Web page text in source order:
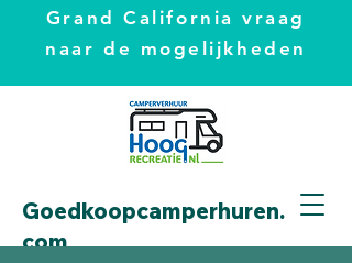
Goedkoopcamperhuren.
com
Grand California vraag
naar de mogelijkheden